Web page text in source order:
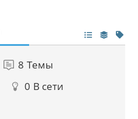
8 Темы
0 В сети